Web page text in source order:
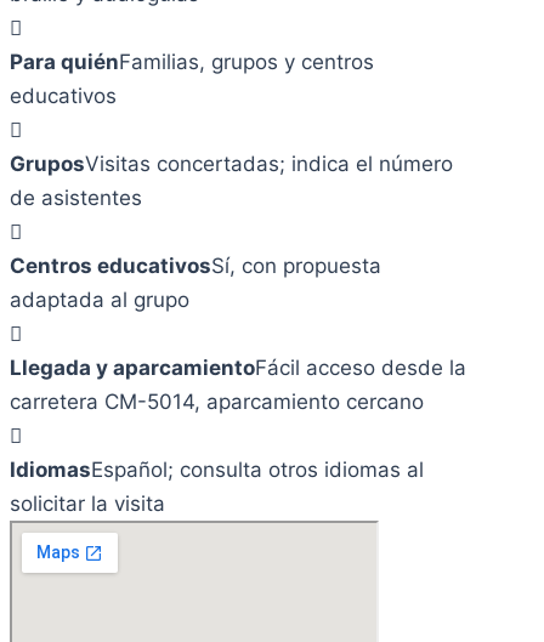
Para quiénFamilias, grupos y centros
educativos
GruposVisitas concertadas; indica el número
de asistentes
Centros educativosSí, con propuesta
adaptada al grupo
Llegada y aparcamientoFácil acceso desde la
carretera CM-5014, aparcamiento cercano
IdiomasEspañol; consulta otros idiomas al
solicitar la visita